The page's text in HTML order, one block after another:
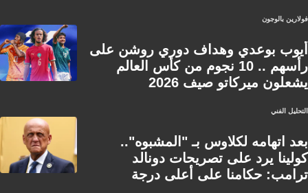
فولارين بالوجون
أيوب بوعدي وهداف دوري روشن على
رأسهم .. 10 نجوم من كأس العالم
يشعلون ميركاتو صيف 2026
التحليل الفني
بعد اتهامه لكلاوس بـ "المشبوه"..
كولينا يرد على تصريحات دونالد
ترامب: حكامنا على أعلى درجة